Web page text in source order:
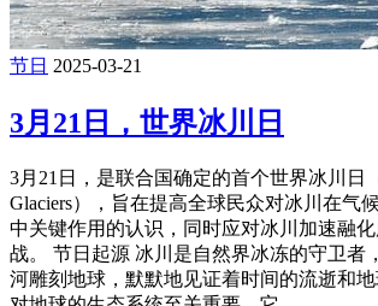
节日 2025-03-21
3月21日，世界冰川日
3月21日，是联合国确定的首个世界冰川日
Glaciers），旨在提高全球民众对冰川在气
中关键作用的认识，同时应对冰川加速融
战‌。 节日起源 冰川是自然界冰冻的守卫者
河雕刻地球，默默地见证着时间的流逝和地